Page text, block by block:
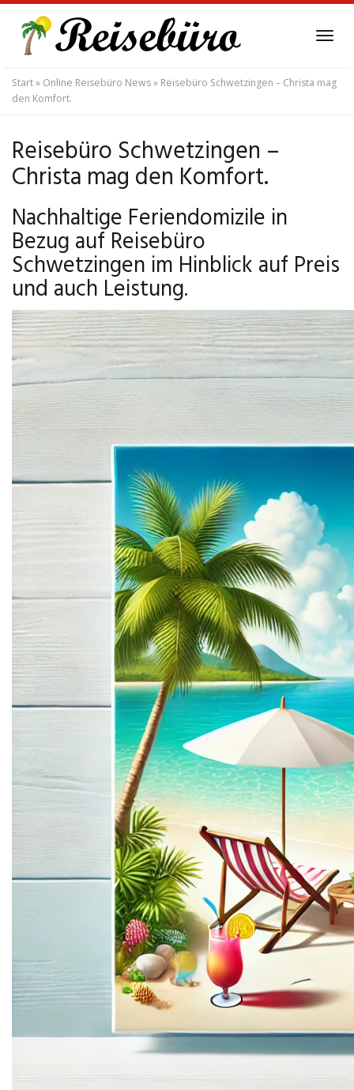
main
content
Start» Online Reisebüro News» Reisebüro Schwetzingen – Christa mag
den Komfort.
Reisebüro Schwetzingen –
Christa mag den Komfort.
Nachhaltige Feriendomizile in
Bezug auf Reisebüro
Schwetzingen im Hinblick auf Preis
und auch Leistung.